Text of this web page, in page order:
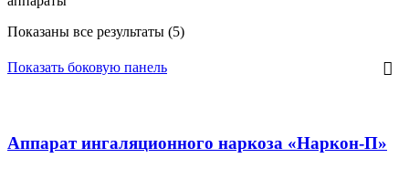
Показаны все результаты (5)
Показать боковую панель
Аппарат ингаляционного наркоза «Наркон-П»